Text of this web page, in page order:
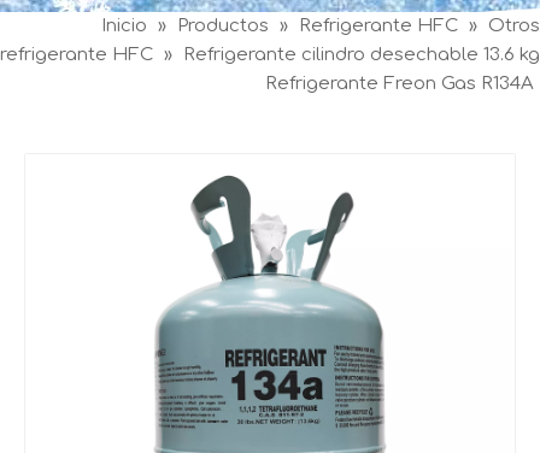
Inicio » Productos » Refrigerante HFC » Otros
refrigerante HFC »
Refrigerante cilindro desechable 13.6 kg
Refrigerante Freon Gas R134A